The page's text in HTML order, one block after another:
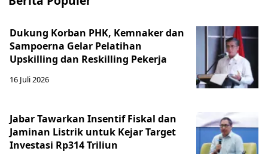
Dukung Korban PHK, Kemnaker dan
Sampoerna Gelar Pelatihan
Upskilling dan Reskilling Pekerja
16 Juli 2026
Jabar Tawarkan Insentif Fiskal dan
Jaminan Listrik untuk Kejar Target
Investasi Rp314 Triliun